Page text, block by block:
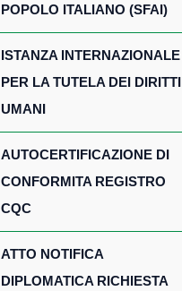
POPOLO ITALIANO (SFAI)
ISTANZA INTERNAZIONALE
PER LA TUTELA DEI DIRITTI
UMANI
AUTOCERTIFICAZIONE DI
CONFORMITA REGISTRO
CQC
ATTO NOTIFICA
DIPLOMATICA RICHIESTA